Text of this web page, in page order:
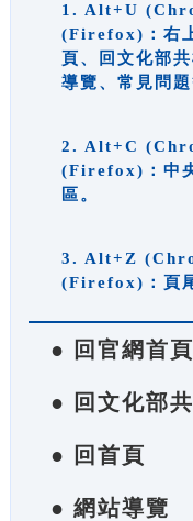
1. Alt+U
(Firefox)：右
頁、回文化部
導覽、常見問題
2. Alt+C
(Firefox)：中
區。
3. Alt+Z
(Firefox)：頁
● 回官網首頁
● 回文化部
● 回首頁
● 網站導覽